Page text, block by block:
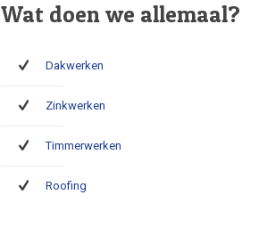
Wat doen we allemaal?
Dakwerken
Zinkwerken
Timmerwerken
Roofing